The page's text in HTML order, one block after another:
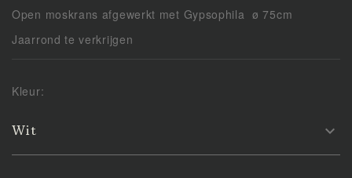
Open moskrans afgewerkt met Gypsophila ø 75cm
Jaarrond te verkrijgen
Kleur:
Wit